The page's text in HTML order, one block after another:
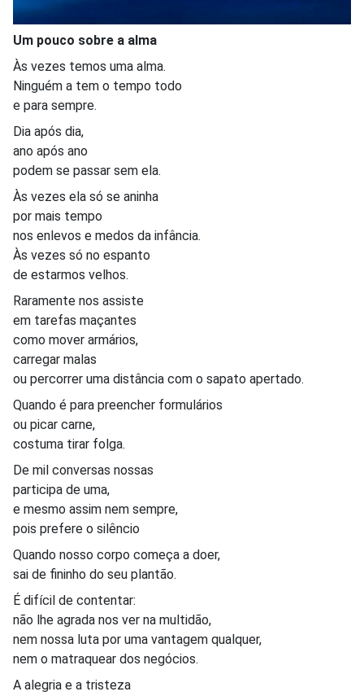
Um pouco sobre a alma
Às vezes temos uma alma.
Ninguém a tem o tempo todo
e para sempre.
Dia após dia,
ano após ano
podem se passar sem ela.
Às vezes ela só se aninha
por mais tempo
nos enlevos e medos da infância.
Às vezes só no espanto
de estarmos velhos.
Raramente nos assiste
em tarefas maçantes
como mover armários,
carregar malas
ou percorrer uma distância com o sapato apertado.
Quando é para preencher formulários
ou picar carne,
costuma tirar folga.
De mil conversas nossas
participa de uma,
e mesmo assim nem sempre,
pois prefere o silêncio
Quando nosso corpo começa a doer,
sai de fininho do seu plantão.
É difícil de contentar:
não lhe agrada nos ver na multidão,
nem nossa luta por uma vantagem qualquer,
nem o matraquear dos negócios.
A alegria e a tristeza